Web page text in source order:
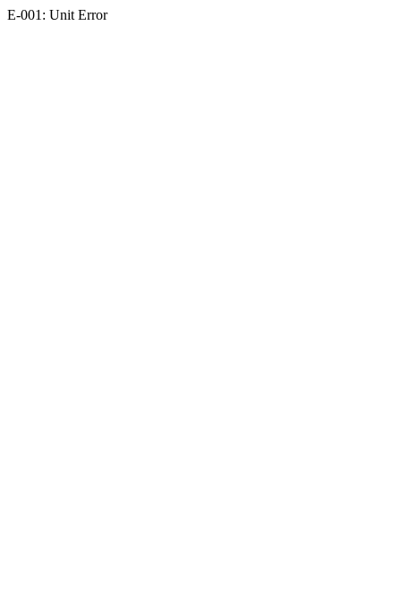
E-001: Unit Error